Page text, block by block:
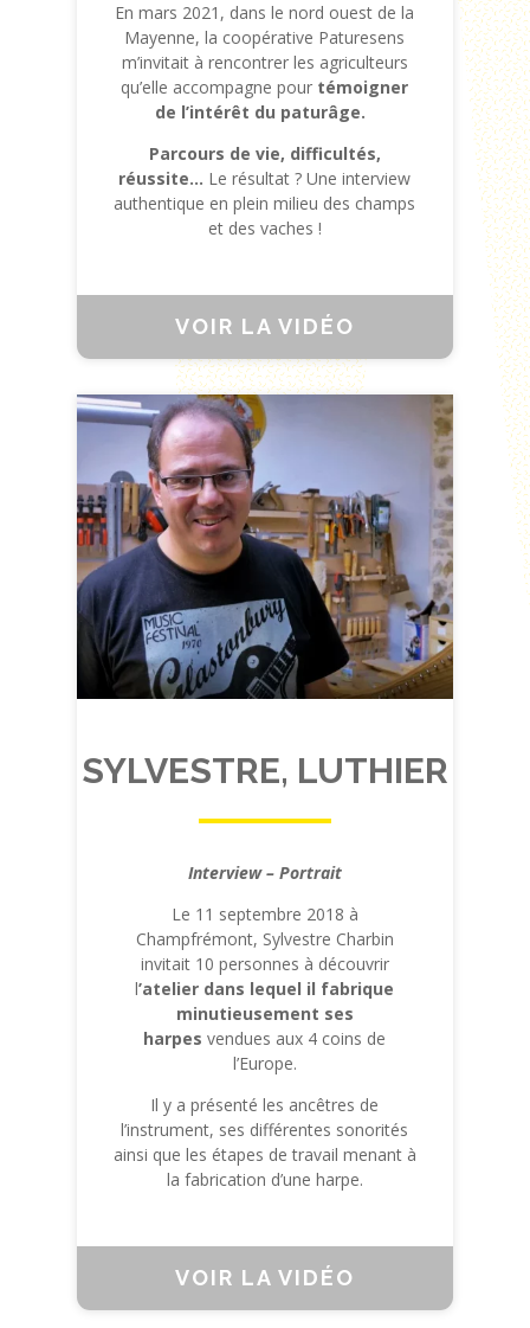
En mars 2021, dans le nord ouest de la
Mayenne, la coopérative Paturesens
m’invitait à rencontrer les agriculteurs
qu’elle accompagne pour témoigner
de l’intérêt du paturâge.
Parcours de vie, difficultés,
réussite… Le résultat ? Une interview
authentique en plein milieu des champs
et des vaches !
VOIR LA VIDÉO
SYLVESTRE, LUTHIER
Interview – Portrait
Le 11 septembre 2018 à
Champfrémont, Sylvestre Charbin
invitait 10 personnes à découvrir
l’atelier dans lequel il fabrique
minutieusement ses
harpes vendues aux 4 coins de
l’Europe.
Il y a présenté les ancêtres de
l’instrument, ses différentes sonorités
ainsi que les étapes de travail menant à
la fabrication d’une harpe.
VOIR LA VIDÉO